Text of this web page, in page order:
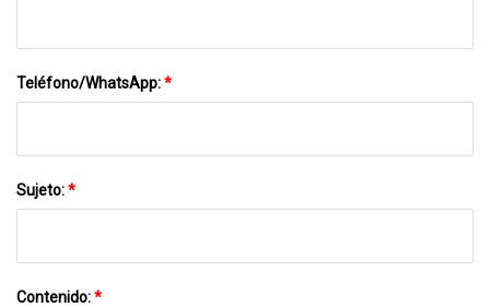
Teléfono/WhatsApp:*
Sujeto:*
Contenido:*